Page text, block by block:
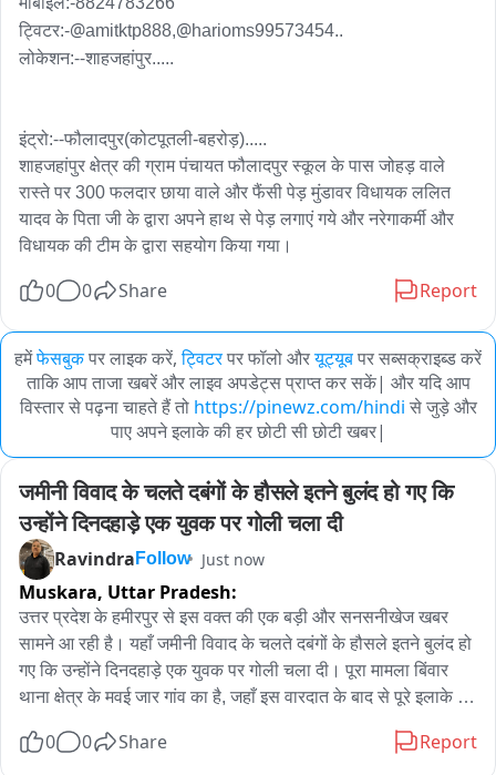
ट्विटर:-@amitktp888,@harioms99573454..
लोकेशन:--शाहजहांपुर.....
इंट्रो:--फौलादपुर(कोटपूतली-बहरोड़).....
शाहजहांपुर क्षेत्र की ग्राम पंचायत फौलादपुर स्कूल के पास जोहड़ वाले
रास्ते पर 300 फलदार छाया वाले और फैंसी पेड़ मुंडावर विधायक ललित
यादव के पिता जी के द्वारा अपने हाथ से पेड़ लगाएं गये और नरेगाकर्मी और
विधायक की टीम के द्वारा सहयोग किया गया।
0 0 Share Report
हमेंफेसबुकपर लाइक करें, ट्विटरपर फॉलो औरयूट्यूबपर सब्सक्राइब्ड करें
ताकि आप ताजा खबरें और लाइव अपडेट्स प्राप्त कर सकें| और यदि आप
विस्तार से पढ़ना चाहते हैं तो https://pinewz.com/hindi से जुड़े और
पाए अपने इलाके की हर छोटी सी छोटी खबर|
जमीनी विवाद के चलते दबंगों के हौसले इतने बुलंद हो गए कि
उन्होंने दिनदहाड़े एक युवक पर गोली चला दी
Ravindra Follow Just now
Muskara, Uttar Pradesh:
उत्तर प्रदेश के हमीरपुर से इस वक्त की एक बड़ी और सनसनीखेज खबर
सामने आ रही है। यहाँ जमीनी विवाद के चलते दबंगों के हौसले इतने बुलंद हो
गए कि उन्होंने दिनदहाड़े एक युवक पर गोली चला दी। पूरा मामला बिंवार
थाना क्षेत्र के मवई जार गांव का है, जहाँ इस वारदात के बाद से पूरे इलाके में
0 0 Share Report